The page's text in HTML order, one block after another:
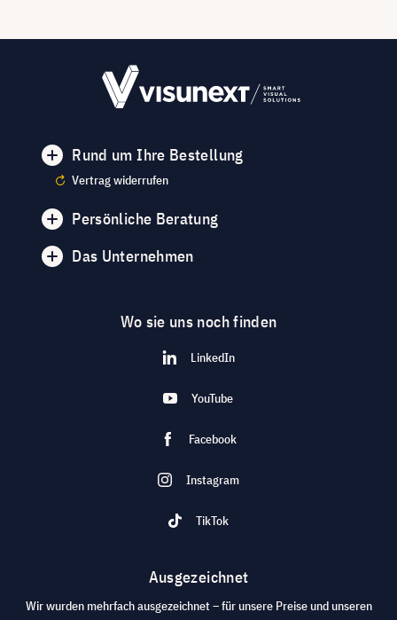
Rund um Ihre Bestellung
Vertrag widerrufen
Persönliche Beratung
Das Unternehmen
Wo sie uns noch finden
LinkedIn
YouTube
Facebook
Instagram
TikTok
Ausgezeichnet
Wir wurden mehrfach ausgezeichnet – für unsere Preise und unseren